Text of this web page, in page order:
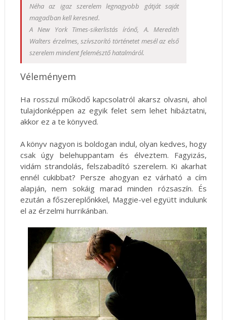
Néha az igaz szerelem legnagyobb gátját saját
magadban kell keresned.
A New York Times-sikerlistás írónő, A. Meredith
Walters érzelmes, szívszorító történetet mesél az első
szerelem mindent felemésztő hatalmáról.
Véleményem
Ha rosszul működő kapcsolatról akarsz olvasni, ahol
tulajdonképpen az egyik felet sem lehet hibáztatni,
akkor ez a te könyved.
A könyv nagyon is boldogan indul, olyan kedves, hogy
csak úgy belehuppantam és élveztem. Fagyizás,
vidám strandolás, felszabadító szerelem. Ki akarhat
ennél cukibbat? Persze ahogyan ez várható a cím
alapján, nem sokáig marad minden rózsaszín. És
ezután a főszereplőnkkel, Maggie-vel együtt indulunk
el az érzelmi hurrikánban.